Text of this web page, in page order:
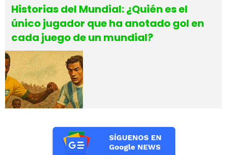
Historias del Mundial: ¿Quién es el
único jugador que ha anotado gol en
cada juego de un mundial?